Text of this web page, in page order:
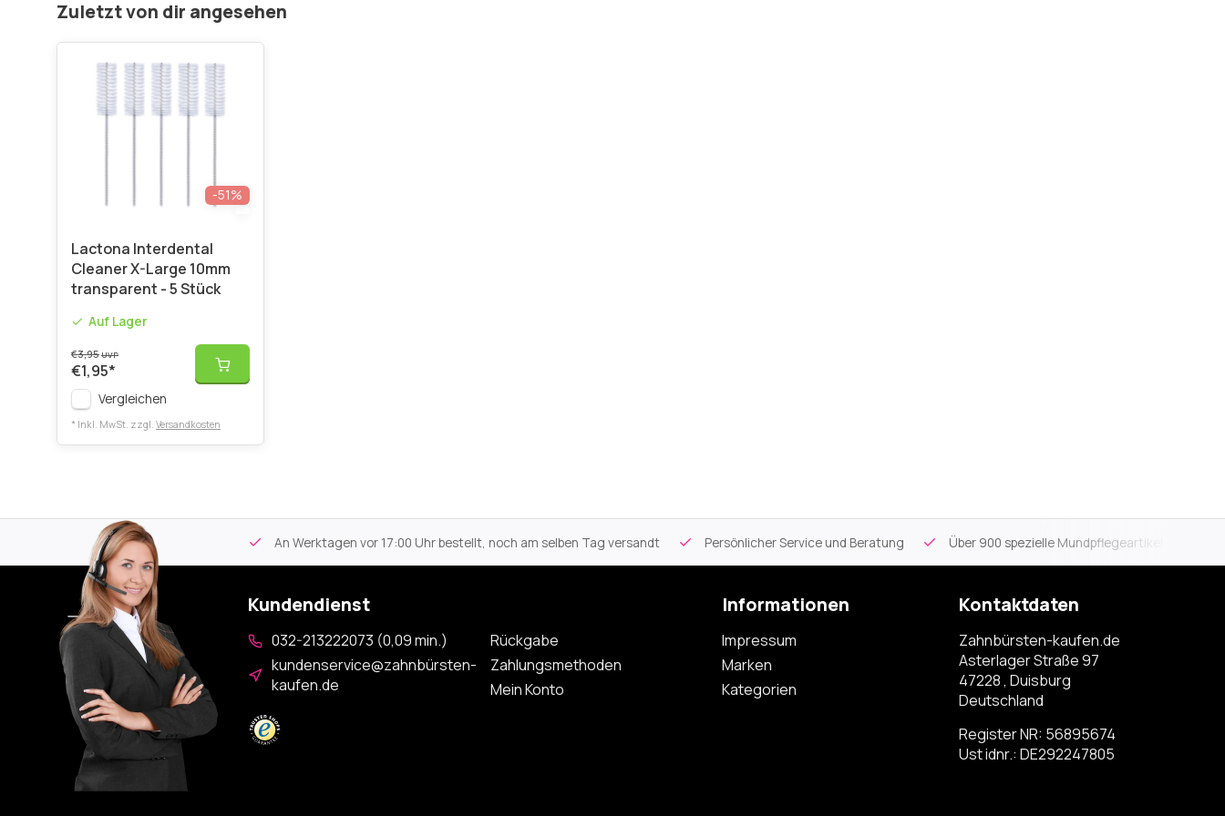
Zuletzt von dir angesehen
-51%
Lactona Interdental
Cleaner X-Large 10mm
transparent - 5 Stück
Auf Lager
€3,95UVP
€1,95*
Vergleichen
* Inkl. MwSt. zzgl. Versandkosten
Kostenloser Versand An Werktagen vor 17:00 Uhr bestellt, noch am selben Tag versandt Persönlicher Service und Beratung Über 900 spezielle Mundpflegeartikel
Kundendienst
032-213222073 (0,09 min.)
kundenservice@zahnbürsten-
kaufen.de
Rückgabe
Zahlungsmethoden
Mein Konto
Informationen
Impressum
Marken
Kategorien
Kontaktdaten
Zahnbürsten-kaufen.de
Asterlager Straße 97
47228 , Duisburg
Deutschland
Register NR: 56895674
Ust idnr.: DE292247805